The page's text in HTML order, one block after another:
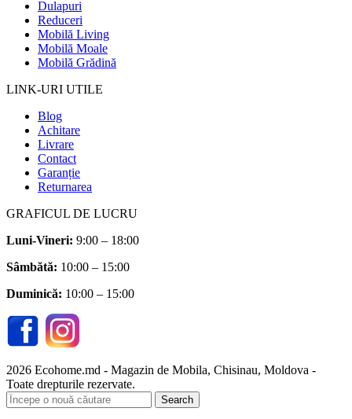
Dulapuri
Reduceri
Mobilă Living
Mobilă Moale
Mobilă Grădină
LINK-URI UTILE
Blog
Achitare
Livrare
Contact
Garanție
Returnarea
GRAFICUL DE LUCRU
Luni-Vineri: 9:00 – 18:00
Sâmbătă: 10:00 – 15:00
Duminică: 10:00 – 15:00
2026 Ecohome.md - Magazin de Mobila, Chisinau, Moldova -
Toate drepturile rezervate.
Search